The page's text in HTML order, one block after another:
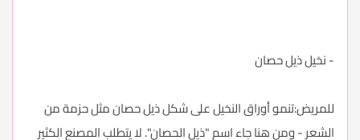
- نخيل ذيل حصان
للمريض:تنمو أوراق النخيل على شكل ذيل حصان مثل حزمة من
الشعر - ومن هنا جاء اسم "ذيل الحصان". لا يتطلب المصنع الكثير